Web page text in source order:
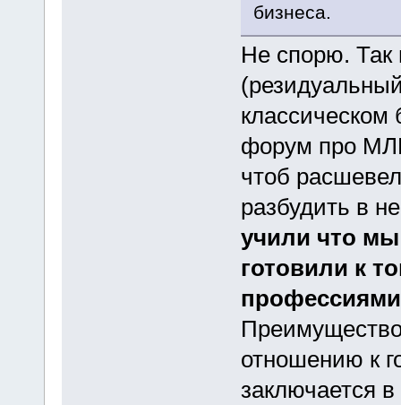
бизнеса.
Не спорю.
классическом
форум про
чтоб
разбудить в
учили что
готовили к
профессиями
отношению к
заключается